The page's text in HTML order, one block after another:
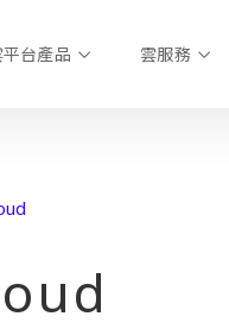
平台產品 雲服務